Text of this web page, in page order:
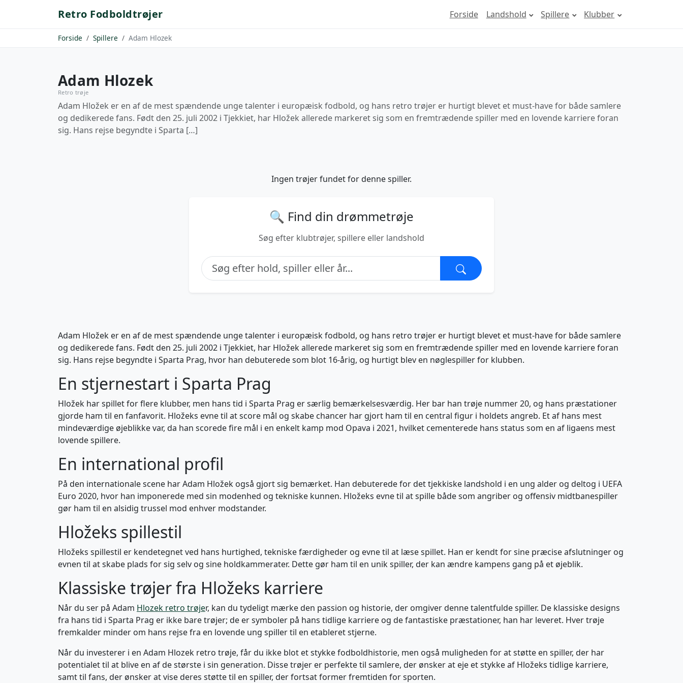
Retro Fodboldtrøjer Forside Landshold Spillere Klubber
Forside Spillere Adam Hlozek
Adam Hlozek
Retro trøje
Adam Hložek er en af de mest spændende unge talenter i europæisk fodbold, og hans retro trøjer er hurtigt blevet et must-have for både samlere
og dedikerede fans. Født den 25. juli 2002 i Tjekkiet, har Hložek allerede markeret sig som en fremtrædende spiller med en lovende karriere foran
sig. Hans rejse begyndte i Sparta […]
Ingen trøjer fundet for denne spiller.
🔍 Find din drømmetrøje
Søg efter klubtrøjer, spillere eller landshold
Adam Hložek er en af de mest spændende unge talenter i europæisk fodbold, og hans retro trøjer er hurtigt blevet et must-have for både samlere
og dedikerede fans. Født den 25. juli 2002 i Tjekkiet, har Hložek allerede markeret sig som en fremtrædende spiller med en lovende karriere foran
sig. Hans rejse begyndte i Sparta Prag, hvor han debuterede som blot 16-årig, og hurtigt blev en nøglespiller for klubben.
En stjernestart i Sparta Prag
Hložek har spillet for flere klubber, men hans tid i Sparta Prag er særlig bemærkelsesværdig. Her bar han trøje nummer 20, og hans præstationer
gjorde ham til en fanfavorit. Hložeks evne til at score mål og skabe chancer har gjort ham til en central figur i holdets angreb. Et af hans mest
mindeværdige øjeblikke var, da han scorede fire mål i en enkelt kamp mod Opava i 2021, hvilket cementerede hans status som en af ligaens mest
lovende spillere.
En international profil
På den internationale scene har Adam Hložek også gjort sig bemærket. Han debuterede for det tjekkiske landshold i en ung alder og deltog i UEFA
Euro 2020, hvor han imponerede med sin modenhed og tekniske kunnen. Hložeks evne til at spille både som angriber og offensiv midtbanespiller
gør ham til en alsidig trussel mod enhver modstander.
Hložeks spillestil
Hložeks spillestil er kendetegnet ved hans hurtighed, tekniske færdigheder og evne til at læse spillet. Han er kendt for sine præcise afslutninger og
evnen til at skabe plads for sig selv og sine holdkammerater. Dette gør ham til en unik spiller, der kan ændre kampens gang på et øjeblik.
Klassiske trøjer fra Hložeks karriere
Når du ser på Adam Hlozek retro trøjer, kan du tydeligt mærke den passion og historie, der omgiver denne talentfulde spiller. De klassiske designs
fra hans tid i Sparta Prag er ikke bare trøjer; de er symboler på hans tidlige karriere og de fantastiske præstationer, han har leveret. Hver trøje
fremkalder minder om hans rejse fra en lovende ung spiller til en etableret stjerne.
Når du investerer i en Adam Hlozek retro trøje, får du ikke blot et stykke fodboldhistorie, men også muligheden for at støtte en spiller, der har
potentialet til at blive en af de største i sin generation. Disse trøjer er perfekte til samlere, der ønsker at eje et stykke af Hložeks tidlige karriere,
samt til fans, der ønsker at vise deres støtte til en spiller, der fortsat former fremtiden for sporten.